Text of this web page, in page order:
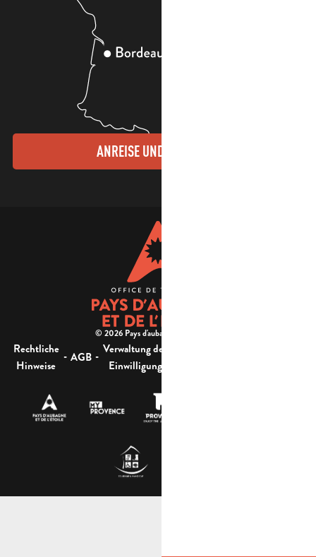
ANREISE UND KONTAKTE
© 2026 Pays d'aubagne et de l'étoile -
Rechtliche
Hinweise
- AGB - Verwaltung der
Einwilligung